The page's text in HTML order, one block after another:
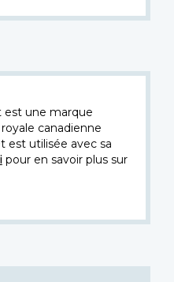
est une marque
canadienne
est utilisée avec sa
pour en savoir plus sur